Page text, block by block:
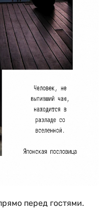
перед гостями.